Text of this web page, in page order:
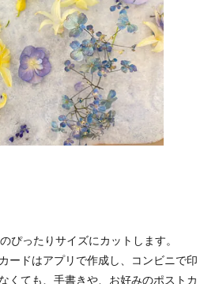
ぴったりサイズにカットします。
ードはアプリで作成し、コンビニで印
くても、手書きや、お好みのポストカ